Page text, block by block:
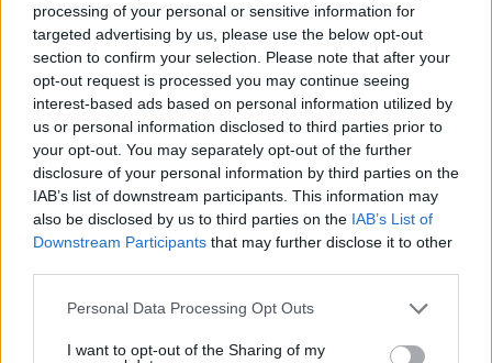
processing of your personal or sensitive information for
targeted advertising by us, please use the below opt-out
section to confirm your selection. Please note that after your
opt-out request is processed you may continue seeing
interest-based ads based on personal information utilized by
us or personal information disclosed to third parties prior to
your opt-out. You may separately opt-out of the further
disclosure of your personal information by third parties on the
IAB’s list of downstream participants. This information may
also be disclosed by us to third parties on the IAB’s List of
Downstream Participants that may further disclose it to other
Please note that this website/app uses one or more Google
not limited to your visit or usage behaviour. You may click to
Personal Data Processing Opt Outs
I want to opt-out of the Sharing of my
«Καλύτερη Τιμή», ενώ δίπλα σε κάθε
προσφορά εμφανίζεται και η ημερομηνία
τελευταίας ενημέρωσης των στοιχείων. Έτσι ο
χρήστης μπορεί να γνωρίζει όχι μόνο ποια
αλυσίδα είναι φθηνότερη τη δεδομένη στιγμή,
αλλά και πόσο πρόσφατα έχει ενημερωθεί η
συγκεκριμένη τιμή.
Ιδιαίτερα χρήσιμη είναι και η δυνατότητα
προβολής της τιμής ανά κιλό, λίτρο ή άλλη
μονάδα μέτρησης, η οποία επιτρέπει πιο